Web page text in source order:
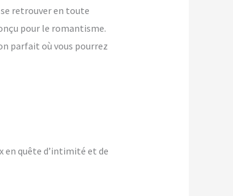
retrouver en toute
pour le romantisme.
parfait où vous pourrez
en quête d’intimité et de